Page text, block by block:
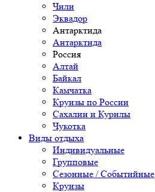
Чили
Эквадор
Антарктида
Антарктида
Россия
Алтай
Байкал
Камчатка
Круизы по России
Сахалин и Курилы
Чукотка
Виды отдыха
Индивидуальные
Групповые
Сезонные / Событийные
Круизы